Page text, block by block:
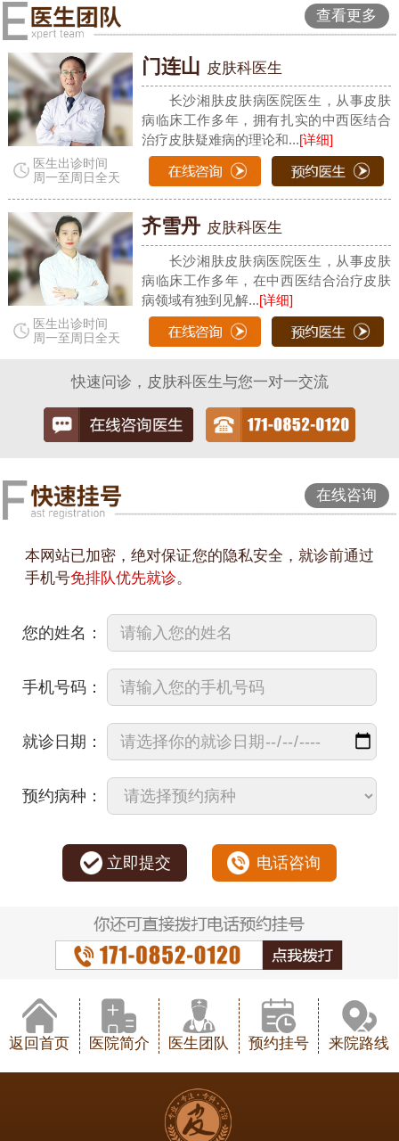
查看更多
医生出诊时间
周一至周日全天
门连山 皮肤科医生
长沙湘肤皮肤病医院医生，从事皮肤
病临床工作多年，拥有扎实的中西医结合
治疗皮肤疑难病的理论和...[详细]
医生出诊时间
周一至周日全天
齐雪丹 皮肤科医生
长沙湘肤皮肤病医院医生，从事皮肤
病临床工作多年，在中西医结合治疗皮肤
病领域有独到见解...[详细]
快速问诊，皮肤科医生与您一对一交流
在线咨询
本网站已加密，绝对保证您的隐私安全，就诊前通过
手机号免排队优先就诊。
您的姓名：
手机号码：
就诊日期：
预约病种：
立即提交 电话咨询
返回首页 医院简介 医生团队 预约挂号 来院路线